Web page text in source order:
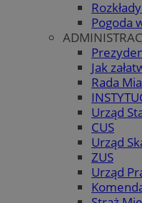
Pogoda
Jak
Rada
Urząd
CUS
Urząd
ZUS
Urząd